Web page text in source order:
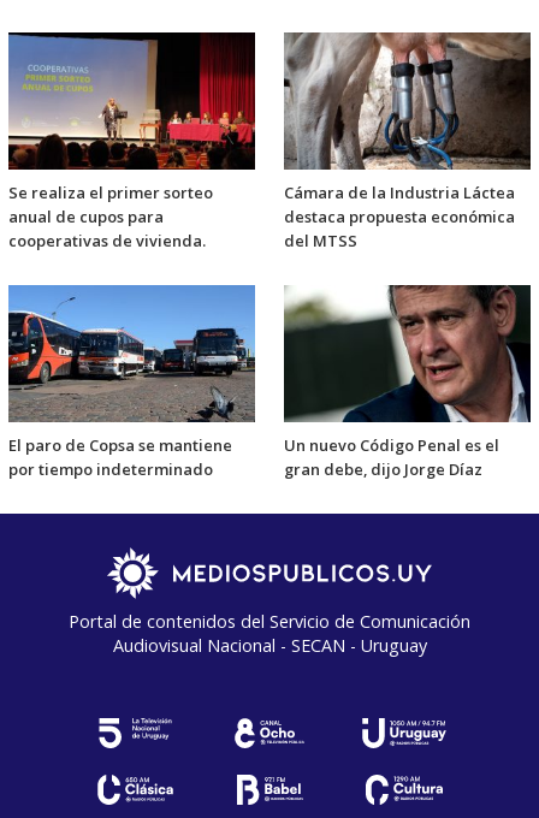
Se realiza el primer sorteo
anual de cupos para
cooperativas de vivienda.
Cámara de la Industria Láctea
destaca propuesta económica
del MTSS
El paro de Copsa se mantiene
por tiempo indeterminado
Un nuevo Código Penal es el
gran debe, dijo Jorge Díaz
Portal de contenidos del Servicio de Comunicación
Audiovisual Nacional - SECAN - Uruguay